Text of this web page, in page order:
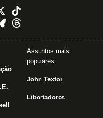
Assuntos mais
populares
John Textor
Libertadores